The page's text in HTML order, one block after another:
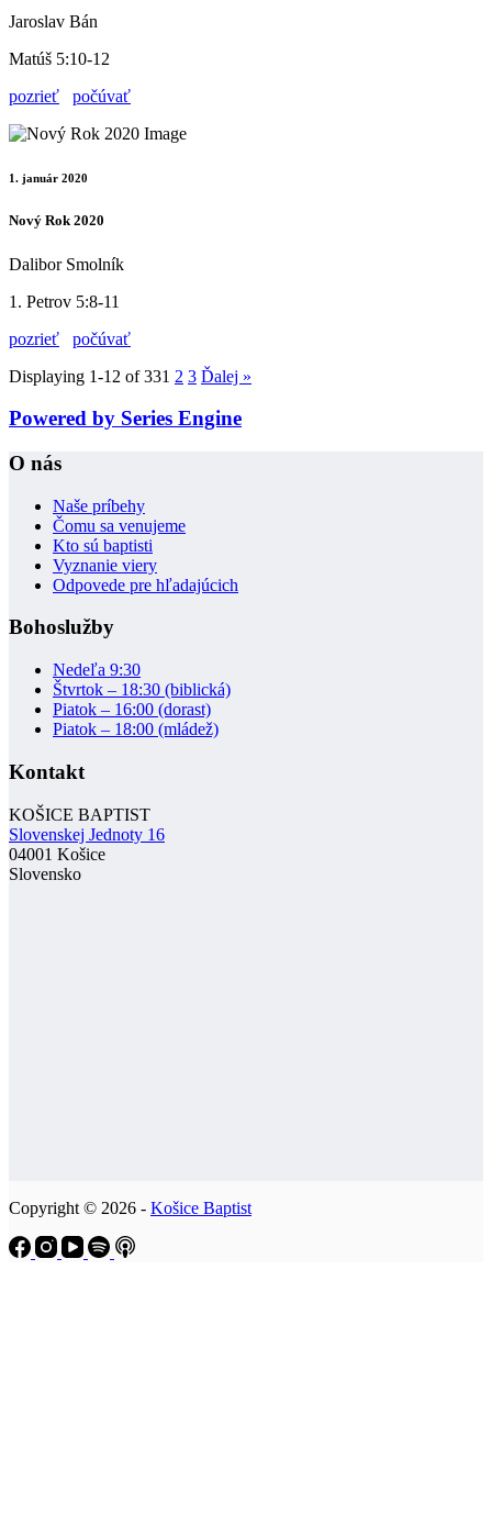
Jaroslav Bán
Matúš 5:10-12
pozrieť
počúvať
1. január 2020
Nový Rok 2020
Dalibor Smolník
1. Petrov 5:8-11
pozrieť
počúvať
Displaying 1-12 of 331 2 3 Ďalej »
Powered by Series Engine
O nás
Naše príbehy
Čomu sa venujeme
Kto sú baptisti
Vyznanie viery
Odpovede pre hľadajúcich
Bohoslužby
Nedeľa 9:30
Štvrtok – 18:30 (biblická)
Piatok – 16:00 (dorast)
Piatok – 18:00 (mládež)
Kontakt
KOŠICE BAPTIST
Slovenskej Jednoty 16
04001 Košice
Slovensko
Copyright © 2026 - Košice Baptist